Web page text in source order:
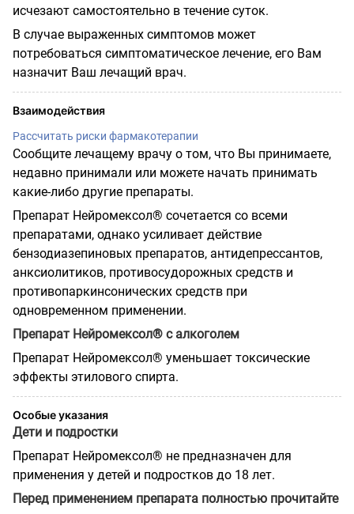
исчезают самостоятельно в течение суток.
В случае выраженных симптомов может
потребоваться симптоматическое лечение, его Вам
назначит Ваш лечащий врач.
Взаимодействия
Рассчитать риски фармакотерапии
Сообщите лечащему врачу о том, что Вы принимаете,
недавно принимали или можете начать принимать
какие-либо другие препараты.
Препарат Нейромексол® сочетается со всеми
препаратами, однако усиливает действие
бензодиазепиновых препаратов, антидепрессантов,
анксиолитиков, противосудорожных средств и
противопаркинсонических средств при
одновременном применении.
Препарат Нейромексол® с алкоголем
Препарат Нейромексол® уменьшает токсические
эффекты этилового спирта.
Особые указания
Дети и подростки
Препарат Нейромексол® не предназначен для
применения у детей и подростков до 18 лет.
Перед применением препарата полностью прочитайте